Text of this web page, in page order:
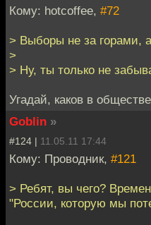
Кому: hotcoffee, #72
> Выборы не за горами,
>
> Ну, ты только не
Угадай, каков в
Goblin »
#124 | 11.05.11 17:44
Кому: Проводник, #121
> Ребят, вы чего?
"России, которую мы